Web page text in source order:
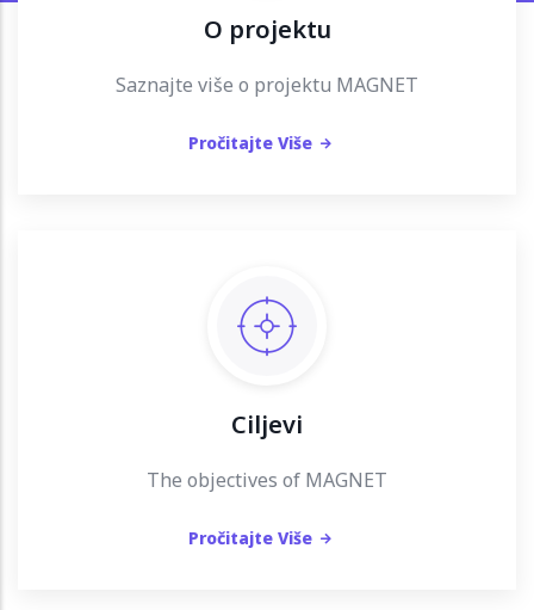
O projektu
Saznajte više o projektu MAGNET
Pročitajte Više
Ciljevi
The objectives of MAGNET
Pročitajte Više